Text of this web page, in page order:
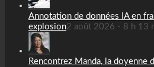
Annotation de données IA en
explosion2 août 2026 - 8 h 13
Rencontrez Manda, la doyenne